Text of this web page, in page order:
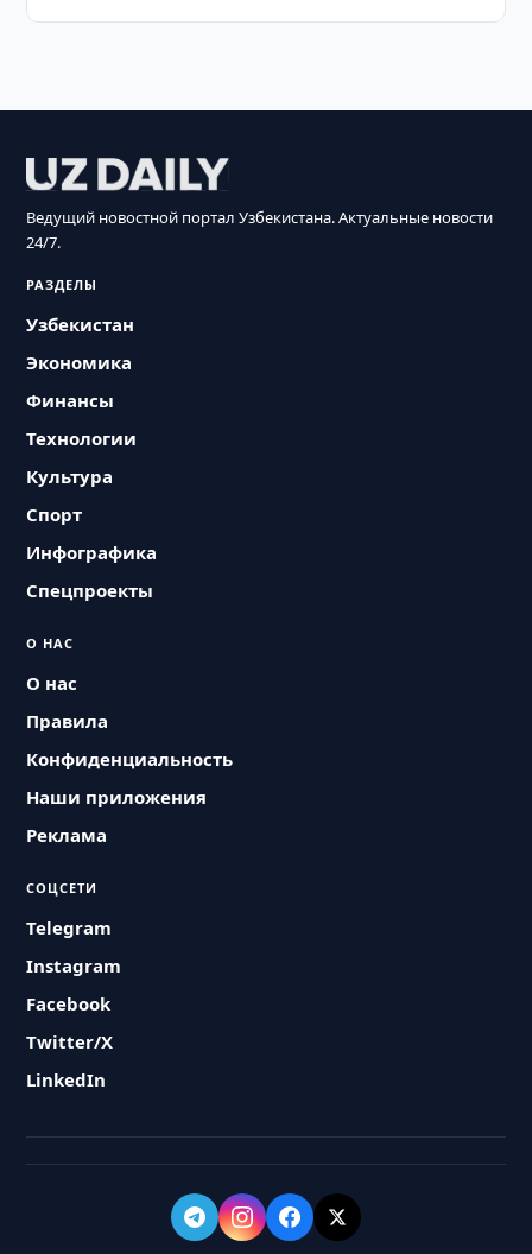
Ведущий новостной портал Узбекистана. Актуальные новости
24/7.
РАЗДЕЛЫ
Узбекистан
Экономика
Финансы
Технологии
Культура
Спорт
Инфографика
Спецпроекты
О НАС
О нас
Правила
Конфиденциальность
Наши приложения
Реклама
СОЦСЕТИ
Telegram
Instagram
Facebook
Twitter/X
LinkedIn